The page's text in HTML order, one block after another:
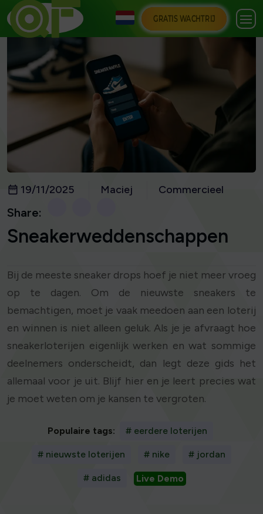
GRATIS WACHTRIJ
19/11/2025 Maciej Commercieel
Share:
Sneakerweddenschappen
Bij de meeste sneaker drops hoef je niet meer vroeg
op te dagen. Om de nieuwste sneakers te
bemachtigen, moet je vaak meedoen aan een loterij
en winnen is niet alleen geluk. Als je je afvraagt hoe
sneakerloterijen eigenlijk werken en wat sommige
deelnemers onderscheidt, dan legt deze gids het
allemaal voor je uit. Blijf hier en je leert precies wat
je moet weten om je kansen te vergroten.
Populaire tags: # eerdere loterijen
# nieuwste loterijen # nike # jordan
# adidas Live Demo